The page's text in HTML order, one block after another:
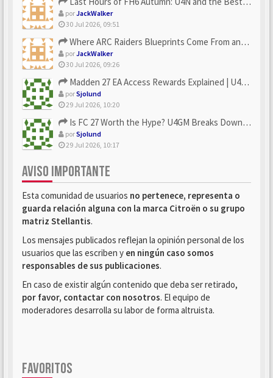
porJackWalker
30 Jul 2026, 09:51
Where ARC Raiders Blueprints Come From and How U4N Can Help
porJackWalker
30 Jul 2026, 09:26
Madden 27 EA Access Rewards Explained | U4GM Early Game Surv...
porSjolund
29 Jul 2026, 10:20
Is FC 27 Worth the Hype? U4GM Breaks Down Every Major Reveal
porSjolund
29 Jul 2026, 10:17
AVISO IMPORTANTE
Esta comunidad de usuarios no pertenece, representa o
guarda relación alguna con la marca Citroën o su grupo
matriz Stellantis.
Los mensajes publicados reflejan la opinión personal de los
usuarios que las escriben y en ningún caso somos
responsables de sus publicaciones.
En caso de existir algún contenido que deba ser retirado,
por favor, contactar con nosotros. El equipo de
moderadores desarrolla su labor de forma altruista.
FAVORITOS